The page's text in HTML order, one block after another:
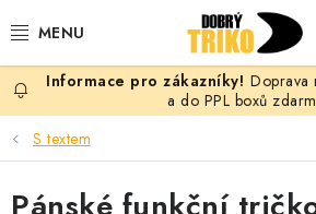
na
PRO ŽENY
PRO MUŽE
PRO DĚTI
Doprava
a do PPL boxů
S textem